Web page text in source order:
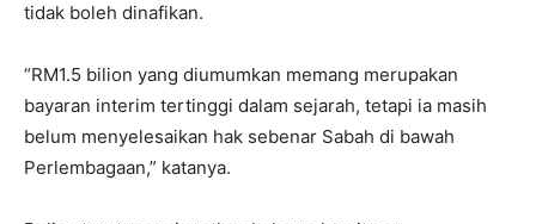
tidak boleh dinafikan.
“RM1.5 bilion yang diumumkan memang merupakan
bayaran interim tertinggi dalam sejarah, tetapi ia masih
belum menyelesaikan hak sebenar Sabah di bawah
Perlembagaan,” katanya.